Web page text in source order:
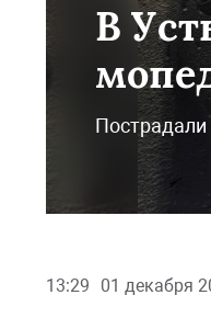
В
13:29 01 декабря